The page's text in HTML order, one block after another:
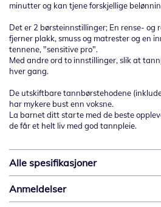
minutter og kan tjene forskjellige
Det er 2 børsteinnstillinger; En rense- og
fjerner plakk, smuss og matrester og en
tennene, "sensitive pro".
Med andre ord to innstillinger, slik at
hver gang.
De utskiftbare tannbørstehodene
har mykere bust enn voksne.
La barnet ditt starte med de beste
de får et helt liv med god tannpleie.
Alle spesifikasjoner
Anmeldelser